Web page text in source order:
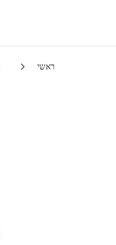
ראשי